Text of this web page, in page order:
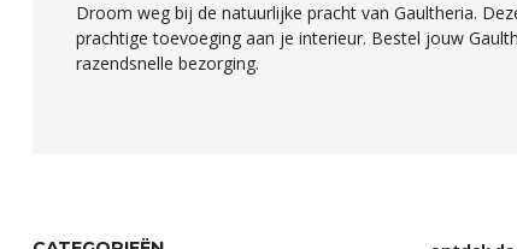
Droom weg bij de natuurlijke pracht van Gaultheria.
prachtige toevoeging aan je interieur. Bestel jouw
razendsnelle bezorging.